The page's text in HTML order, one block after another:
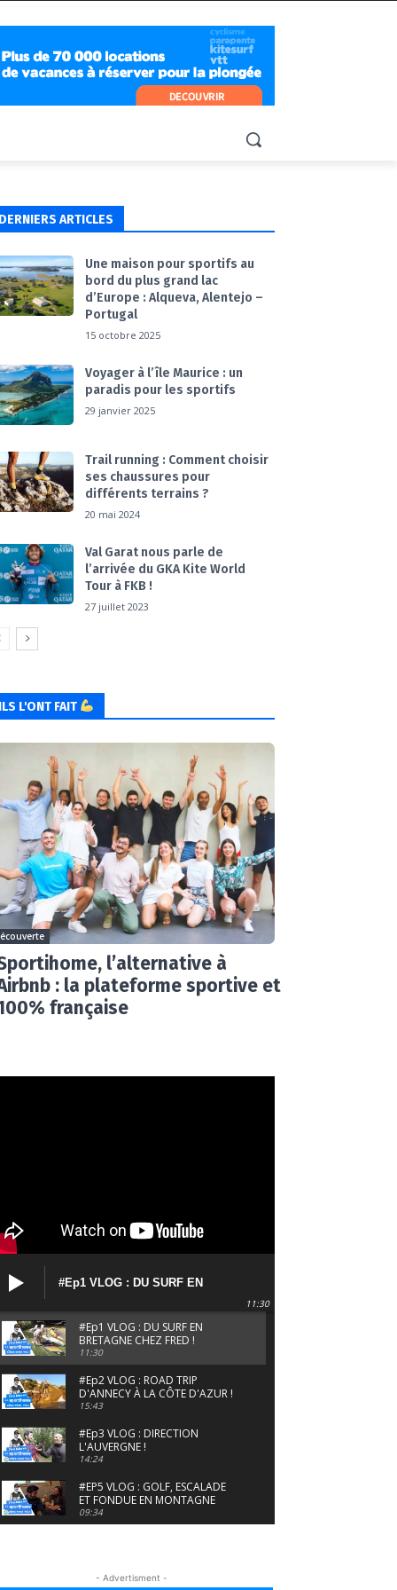
DERNIERS ARTICLES
Une maison pour sportifs au
bord du plus grand lac
d’Europe : Alqueva, Alentejo –
Portugal
15 octobre 2025
Voyager à l’île Maurice : un
paradis pour les sportifs
29 janvier 2025
Trail running : Comment choisir
ses chaussures pour
différents terrains ?
20 mai 2024
Val Garat nous parle de
l’arrivée du GKA Kite World
Tour à FKB !
27 juillet 2023
ILS L'ONT FAIT
l’alternative à
: la plateforme sportive et
française
#Ep1 VLOG : DU SURF EN
11:30
#Ep1 VLOG : DU SURF EN
BRETAGNE CHEZ FRED !
11:30
#Ep2 VLOG : ROAD TRIP
D'ANNECY À LA CÔTE D'AZUR !
15:43
#Ep3 VLOG : DIRECTION
L'AUVERGNE !
14:24
#EP5 VLOG : GOLF, ESCALADE
ET FONDUE EN MONTAGNE
09:34
- Advertisment -